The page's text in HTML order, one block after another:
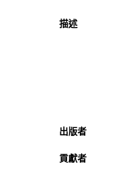
描述
出版者
貢獻者